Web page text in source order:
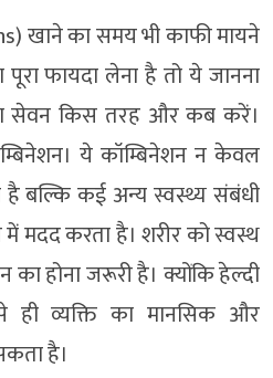
खाने का समय भी काफी मायने
फायदा लेना है तो ये जानना
किस तरह और कब करें।
ये कॉम्बिनेशन न केवल
है बल्कि कई अन्य स्वस्थ्य संबंधी
में मदद करता है। शरीर को स्वस्थ
होना जरूरी है। क्योंकि हेल्दी
व्यक्ति का मानसिक और
है।